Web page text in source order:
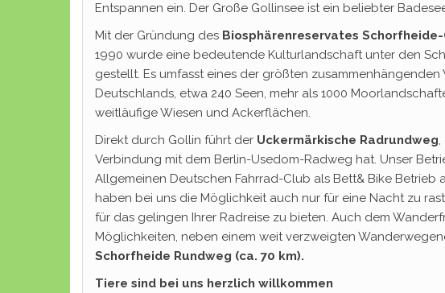
Entspannen ein. Der Große Gollinsee ist ein beliebter
Mit der Gründung des Biosphärenreservates Schorfheide-
1990 wurde eine bedeutende Kulturlandschaft unter den
gestellt. Es umfasst eines der größten
Deutschlands, etwa 240 Seen, mehr als 1000
weitläufige Wiesen und Ackerflächen.
Direkt durch Gollin führt der Uckermärkische Radrundweg
Verbindung mit dem Berlin-Usedom-Radweg hat. Unser
Allgemeinen Deutschen Fahrrad-Club als Bett& Bike Betrieb
haben bei uns die Möglichkeit auch nur für eine Nacht zu
für das gelingen Ihrer Radreise zu bieten. Auch dem
Möglichkeiten, neben einem weit verzweigten
Schorfheide Rundweg (ca. 70 km).
Tiere sind bei uns herzlich willkommen